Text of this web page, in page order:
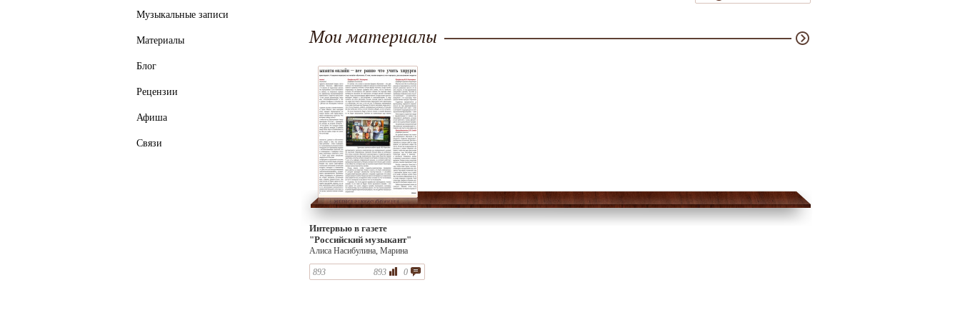
Музыкальные записи
Материалы
Блог
Рецензии
Афиша
Связи
Александра Собецкая, Жанна
Мои материалы
Интервью в газете
"Российский музыкант"
Алиса Насибулина, Марина
Карасева
893
0
893